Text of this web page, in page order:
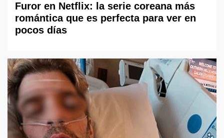
Furor en Netflix: la serie coreana más
romántica que es perfecta para ver en
pocos días